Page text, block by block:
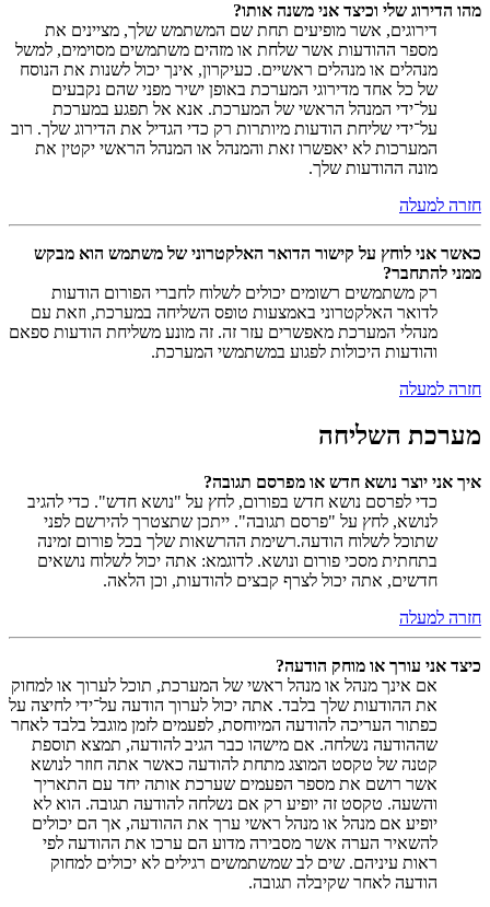
מהו הדירוג שלי וכיצד אני משנה אותו?
דירוגים, אשר מופיעים תחת שם המשתמש שלך, מציינים את
מספר ההודעות אשר שלחת או מזהים משתמשים מסוימים, למשל
מנהלים או מנהלים ראשיים. כעיקרון, אינך יכול לשנות את הנוסח
של כל אחד מדירוגי המערכת באופן ישיר מפני שהם נקבעים
על־ידי המנהל הראשי של המערכת. אנא אל תפגע במערכת
על־ידי שליחת הודעות מיותרות רק כדי הגדיל את הדירוג שלך. רוב
המערכות לא יאפשרו זאת והמנהל או המנהל הראשי יקטין את
מונה ההודעות שלך.
חזרה למעלה
כאשר אני לוחץ על קישור הדואר האלקטרוני של משתמש הוא מבקש
ממני להתחבר?
רק משתמשים רשומים יכולים לשלוח לחברי הפורום הודעות
לדואר האלקטרוני באמצעות טופס השליחה במערכת, וזאת עם
מנהלי המערכת מאפשרים עזר זה. זה מונע משליחת הודעות ספאם
והודעות היכולות לפגוע במשתמשי המערכת.
חזרה למעלה
מערכת השליחה
איך אני יוצר נושא חדש או מפרסם תגובה?
כדי לפרסם נושא חדש בפורום, לחץ על "נושא חדש". כדי להגיב
לנושא, לחץ על "פרסם תגובה". ייתכן שתצטרך להירשם לפני
שתוכל לשלוח הודעה.רשימת ההרשאות שלך בכל פורום זמינה
בתחתית מסכי פורום ונושא. לדוגמא: אתה יכול לשלוח נושאים
חדשים, אתה יכול לצרף קבצים להודעות, וכן הלאה.
חזרה למעלה
כיצד אני עורך או מוחק הודעה?
אם אינך מנהל או מנהל ראשי של המערכת, תוכל לערוך או למחוק
את ההודעות שלך בלבד. אתה יכול לערוך הודעה על־ידי לחיצה על
כפתור העריכה להודעה המיוחסת, לפעמים לזמן מוגבל בלבד לאחר
שההודעה נשלחה. אם מישהו כבר הגיב להודעה, תמצא תוספת
קטנה של טקסט המוצג מתחת להודעה כאשר אתה חוזר לנושא
אשר רושם את מספר הפעמים שערכת אותה יחד עם התאריך
והשעה. טקסט זה יופיע רק אם נשלחה להודעה תגובה. הוא לא
יופיע אם מנהל או מנהל ראשי ערך את ההודעה, אך הם יכולים
להשאיר הערה אשר מסבירה מדוע הם ערכו את ההודעה לפי
ראות עיניהם. שים לב שמשתמשים רגילים לא יכולים למחוק
הודעה לאחר שקיבלה תגובה.